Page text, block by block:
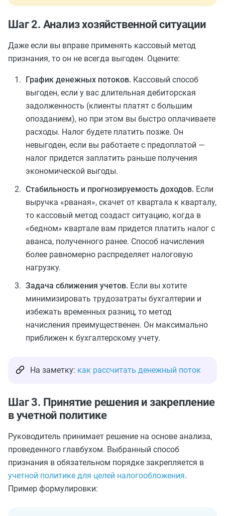
Шаг 2. Анализ хозяйственной ситуации
Даже если вы вправе применять кассовый метод
признания, то он не всегда выгоден. Оцените:
График денежных потоков. Кассовый способ
выгоден, если у вас длительная дебиторская
задолженность (клиенты платят с большим
опозданием), но при этом вы быстро оплачиваете
расходы. Налог будете платить позже. Он
невыгоден, если вы работаете с предоплатой —
налог придется заплатить раньше получения
экономической выгоды.
Стабильность и прогнозируемость доходов. Если
выручка «рваная», скачет от квартала к кварталу,
то кассовый метод создаст ситуацию, когда в
«бедном» квартале вам придется платить налог с
аванса, полученного ранее. Способ начисления
более равномерно распределяет налоговую
нагрузку.
Задача сближения учетов. Если вы хотите
минимизировать трудозатраты бухгалтерии и
избежать временных разниц, то метод
начисления преимущественен. Он максимально
приближен к бухгалтерскому учету.
На заметку: как рассчитать денежный поток
Шаг 3. Принятие решения и закрепление
в учетной политике
Руководитель принимает решение на основе анализа,
проведенного главбухом. Выбранный способ
признания в обязательном порядке закрепляется в
учетной политике для целей налогообложения.
Пример формулировки: